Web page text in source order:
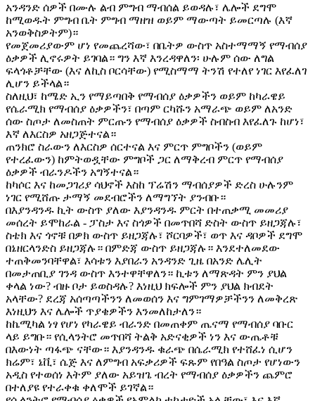
አንዳንድ ሰዎች በሙሉ ልብ ምግብ ማብሰል ይወዳሉ፣ ሌሎች ደግሞ
ከሚወዱት ምግብ ቤት ምግብ ማዘዝ ወይም ማውጣት ይመርጣሉ (እኛ
አንወቅስዎትም)።
የመጀመሪያውም ሆነ የመጨረሻው፣ በቤትዎ ውስጥ አስተማማኝ የማብሰያ
ዕቃዎች ሊኖሩዎት ይገባል። ግን እኛ እንረዳዋለን፡ ሁሉም ሰው ለግል
ፍላጎቶቻቸው (እና ለኪስ ቦርሳቸው) የሚስማማ ትንሽ የተለየ ነገር እየፈለገ
ሊሆን ይችላል።
ስለዚህ፣ ከሜድ ኢን የማይጣበቅ የማብሰያ ዕቃዎችን ወይም ከካራዌይ
የሴራሚክ የማብሰያ ዕቃዎችን፣ በጣም ርካሹን አማራጭ ወይም ለአንድ
ሰው ስጦታ ለመስጠት ምርጡን የማብሰያ ዕቃዎች ስብስብ እየፈለጉ ከሆነ፣
እኛ ለእርስዎ አዘጋጅተናል።
ጠንክሮ ስራውን ለእርስዎ ሰርተናል እና ምርጥ ምግቦችን (ወይም
የተረፈውን) ከምትወዷቸው ምግቦች ጋር ለማቅረብ ምርጥ የማብሰያ
ዕቃዎች ብራንዶችን አግኝተናል።
ከካሶር እና ከመጋገሪያ ሳህኖች እስከ ፕሬሽን ማብሰያዎች ድረስ ሁሉንም
ነገር የሚሸጡ ታማኝ መደብሮችን ለማግኘት ያንብቡ።
በእያንዳንዱ ኪት ውስጥ ያለው እያንዳንዱ ምርት በተጠቃሚ መመሪያ
መሰረት ይሞከራል - ፓስታ እና ስጎዎች በመጥበሻ ድስት ውስጥ ይዘጋጃሉ፣
ስቴክ እና ጎኖቹ በዎክ ውስጥ ይዘጋጃሉ፣ ሾርባዎች፣ ወጥ እና ዳቦዎች ደግሞ
በኔዘርላንድስ ይዘጋጃሉ። በምድጃ ውስጥ ይዘጋጃሉ። እንደተለመደው
ተጠቅመንባቸዋል፣ እሳቱን እያበራን አንዳንድ ጊዜ በአንድ ሌሊት
በመታጠቢያ ገንዳ ውስጥ እንተዋቸዋለን። ኪቱን ለማጽዳት ምን ያህል
ቀላል ነው? ብዙ ቦታ ይወስዳሉ? እነዚህ ክፍሎች ምን ያህል ክብደት
አላቸው? ደረጃ አሰጣጣችንን ለመወሰን እና ግምገማዎቻችንን ለመቅረጽ
እነዚህን እና ሌሎች ጥያቄዎችን እንመለከታለን።
ከኬሚካል ነፃ የሆነ የካራዌይ ብራንድ በመጠቀም ጤናማ የማብሰያ ባቡር
ላይ ይግቡ። የሲላንትሮ መጥበሻ ትልቅ አድናቂዎች ነን እና ውጤቶቹ
በእውነት ጣፋጭ ናቸው። እያንዳንዱ ቁራጭ በሴራሚክ የተሸፈነ ሲሆን
ክሬም፣ ኔቪ፣ ሴጅ እና ለምግብ አፍቃሪዎች ፍጹም የበዓል ስጦታ የሆነውን
አዲስ የተወሰነ እትም ያለው አይዝጌ ብረት የማብሰያ ዕቃዎችን ጨምሮ
በተለያዩ የተራቀቁ ቀለሞች ይገኛል።